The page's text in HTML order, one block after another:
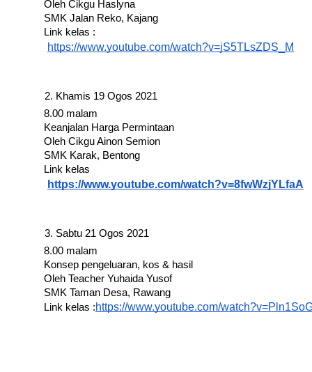
Oleh Cikgu Haslyna
SMK Jalan Reko, Kajang
Link kelas :
https://www.youtube.com/watch?v=jS5TLsZDS_M
Khamis 19 Ogos 2021
8.00 malam
Keanjalan Harga Permintaan
Oleh Cikgu Ainon Semion
SMK Karak, Bentong
Link kelas
https://www.youtube.com/watch?v=8fwWzjYLfaA
Sabtu 21 Ogos 2021
8.00 malam
Konsep pengeluaran, kos & hasil
Oleh Teacher Yuhaida Yusof
SMK Taman Desa, Rawang
Link kelas :https://www.youtube.com/